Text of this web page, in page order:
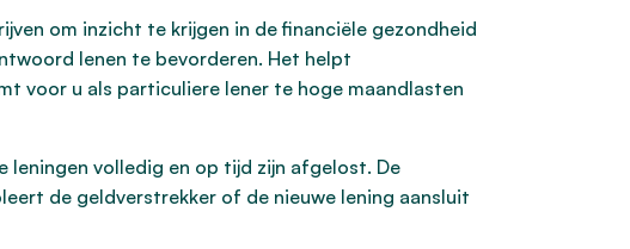
om inzicht te krijgen in de financiële gezondheid
lenen te bevorderen. Het helpt
voor u als particuliere lener te hoge maandlasten
volledig en op tijd zijn afgelost. De
de geldverstrekker of de nieuwe lening aansluit